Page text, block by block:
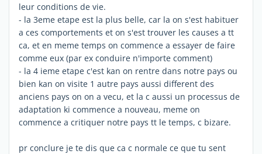
leur conditions de vie.
- la 3eme etape est la plus belle, car la on s'est habituer
a ces comportements et on s'est trouver les causes a tt
ca, et en meme temps on commence a essayer de faire
comme eux (par ex conduire n'importe comment)
- la 4 ieme etape c'est kan on rentre dans notre pays ou
bien kan on visite 1 autre pays aussi different des
anciens pays on on a vecu, et la c aussi un processus de
adaptation ki commence a nouveau, meme on
commence a critiquer notre pays tt le temps, c bizare.
pr conclure je te dis que ca c normale ce que tu sent